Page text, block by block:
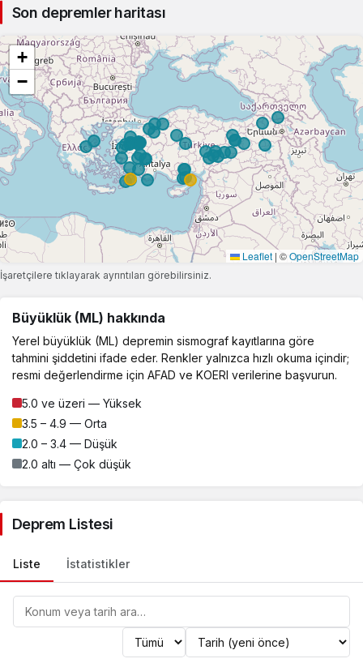
Son depremler haritası
+
−
Leaflet | ©OpenStreetMap
İşaretçilere tıklayarak ayrıntıları görebilirsiniz.
Büyüklük (ML) hakkında
Yerel büyüklük (ML) depremin sismograf kayıtlarına göre
tahmini şiddetini ifade eder. Renkler yalnızca hızlı okuma içindir;
resmi değerlendirme için AFAD ve KOERI verilerine başvurun.
5.0 ve üzeri — Yüksek
3.5 – 4.9 — Orta
2.0 – 3.4 — Düşük
2.0 altı — Çok düşük
Deprem Listesi
Liste İstatistikler